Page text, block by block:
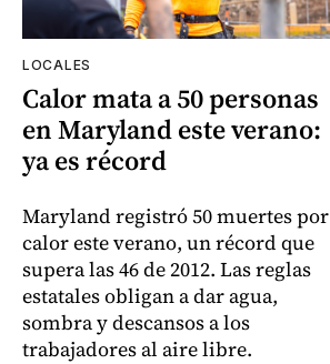
LOCALES
Calor mata a 50 personas
en Maryland este verano:
ya es récord
Maryland registró 50 muertes por
calor este verano, un récord que
supera las 46 de 2012. Las reglas
estatales obligan a dar agua,
sombra y descansos a los
trabajadores al aire libre.